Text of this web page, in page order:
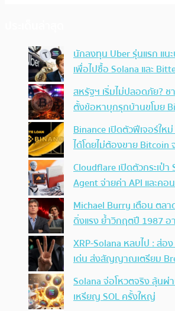
นักลงทุน Uber รุ่นแรก แน
เพื่อไปซื้อ Solana และ
สหรัฐฯ เริ่มไม่ปลอดภัย?
ตั้งข้อหาบุกรุกบ้านขโมย
Binance เปิดตัวฟีเจอร์ให
ได้โดยไม่ต้องขาย
Cloudflare เปิดตัวกระเป๋า
Agent จ่ายค่า API และคอ
Michael Burry เตือน ตล
ดิ่งแรง ย้ำวิกฤตปี 1987 อ
XRP-Solana หลบไป : ส่อ
เด่น ส่งสัญญาณเตรียม
Solana จ่อโหวตจริง ลุ้นผ่
เหรียญ SOL ครั้งใหญ่